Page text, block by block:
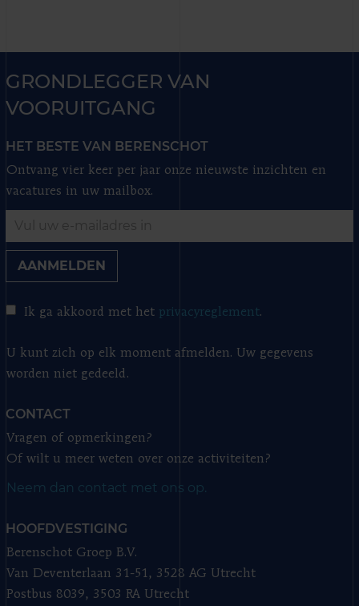
GRONDLEGGER VAN
VOORUITGANG
HET BESTE VAN BERENSCHOT
Ontvang vier keer per jaar onze nieuwste inzichten en
vacatures in uw mailbox.
AANMELDEN
Ik ga akkoord met het privacyreglement.
U kunt zich op elk moment afmelden. Uw gegevens
worden niet gedeeld.
CONTACT
Vragen of opmerkingen?
Of wilt u meer weten over onze activiteiten?
Neem dan contact met ons op.
HOOFDVESTIGING
Berenschot Groep B.V.
Van Deventerlaan 31-51, 3528 AG Utrecht
Postbus 8039, 3503 RA Utrecht